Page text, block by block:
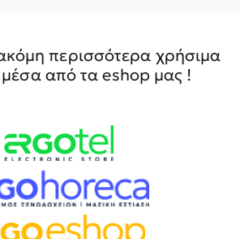
περισσότερα χρήσιμα
από τα eshop μας !